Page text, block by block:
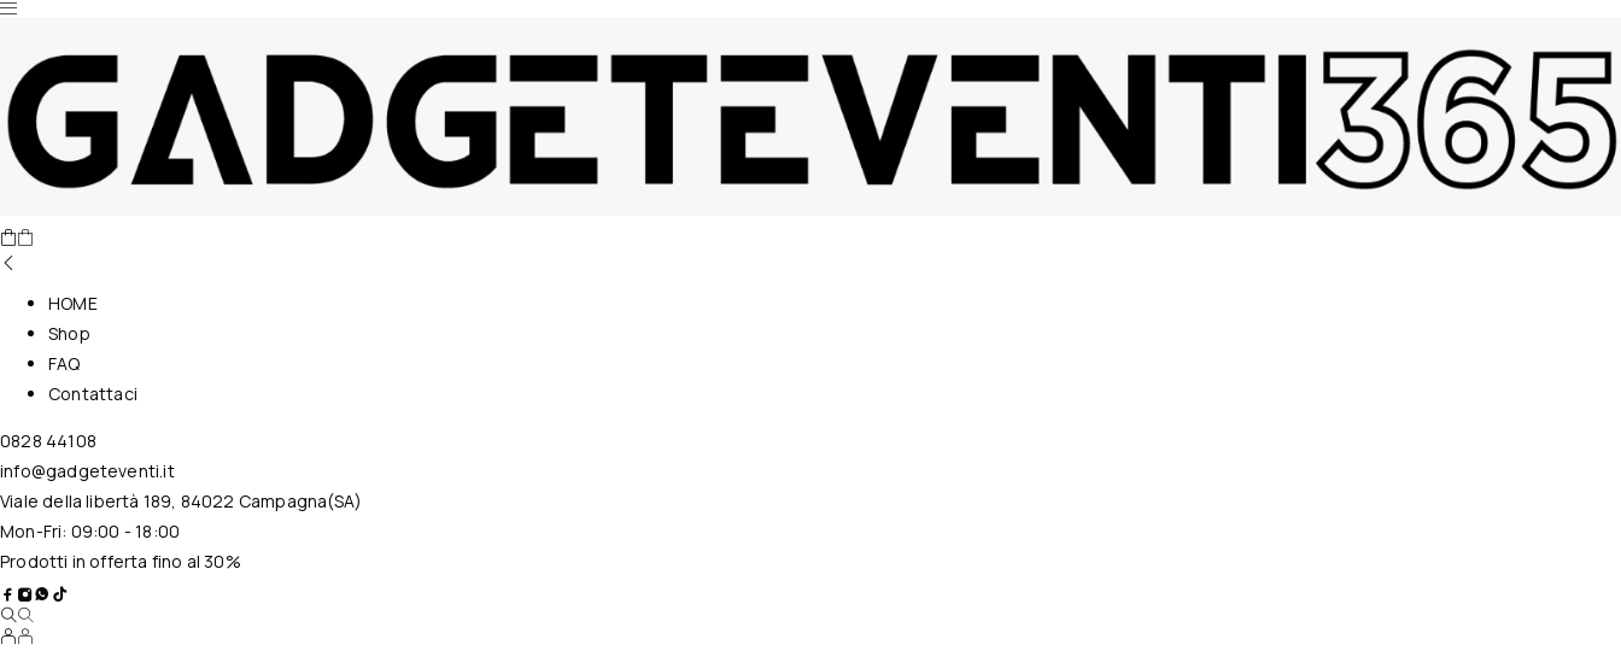
Nessun prodotto nel carrello.
HOME
Shop
FAQ
Contattaci
0828 44108
info@gadgeteventi.it
Viale della libertà 189, 84022 Campagna(SA)
Mon-Fri: 09:00 - 18:00
Prodotti in offerta fino al 30%